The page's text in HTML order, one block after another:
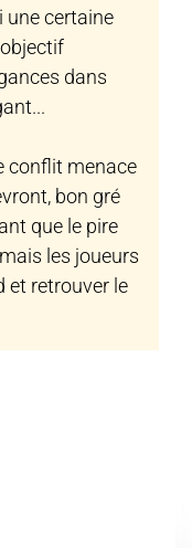
une certaine
dans
conflit menace
bon gré
que le pire
les joueurs
et retrouver le